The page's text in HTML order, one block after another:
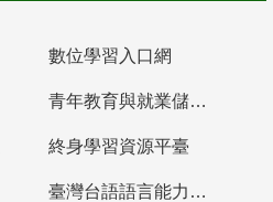
數位學習入口網
青年教育與就業儲蓄帳戶
終身學習資源平臺
臺灣台語語言能力認證網站